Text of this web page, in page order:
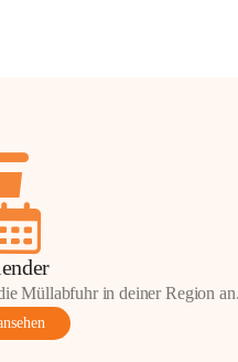
Müllabfuhr in deiner Region